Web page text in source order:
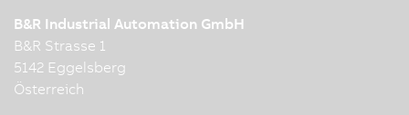
B&R Industrial Automation GmbH
B&R Strasse 1
5142 Eggelsberg
Österreich